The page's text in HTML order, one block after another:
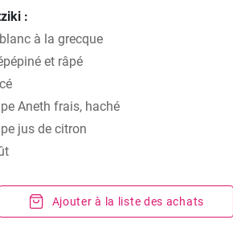
:
à la grecque
et râpé
Aneth frais, haché
jus de citron
Ajouter à la liste des achats